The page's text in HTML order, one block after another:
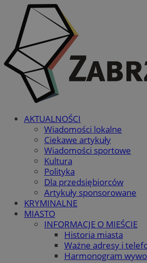
AKTUALNOŚCI
Wiadomości lokalne
Ciekawe artykuły
Wiadomości sportowe
Kultura
Polityka
Dla przedsiębiorców
Artykuły sponsorowane
KRYMINALNE
MIASTO
INFORMACJE O MIEŚCIE
Historia miasta
Ważne adresy i
Harmonogram